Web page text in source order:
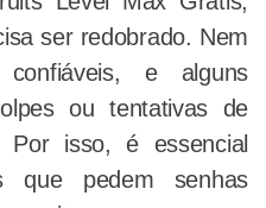
ser redobrado. Nem
e alguns
ou tentativas de
Por isso, é essencial
que pedem senhas